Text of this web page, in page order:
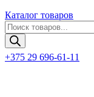
Каталог товаров
Поиск
товаров
+375 29 696-61-11